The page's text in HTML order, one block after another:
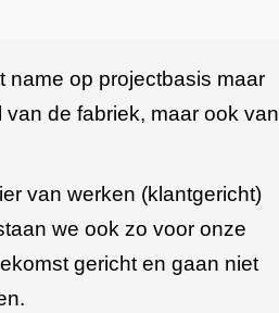
name op projectbasis maar
de fabriek, maar ook van
van werken (klantgericht)
we ook zo voor onze
gericht en gaan niet